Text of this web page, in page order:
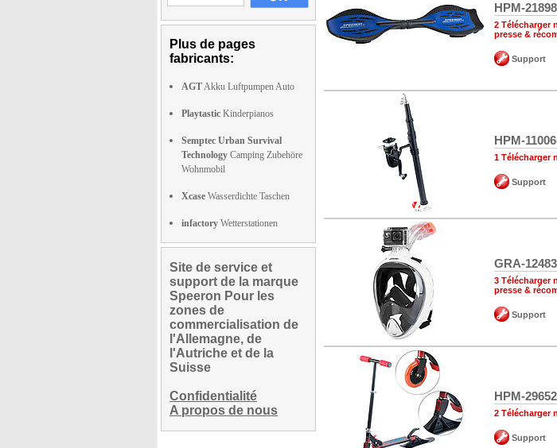
Plus de pages
fabricants:
AGTAkku Luftpumpen Auto
Playtastic Kinderpianos
Semptec Urban Survival
Technology Camping Zubehöre
Wohnmobil
Xcase Wasserdichte Taschen
infactory Wetterstationen
Site de service et
support de la marque
Speeron Pour les
zones de
commercialisation de
l'Allemagne, de
l'Autriche et de la
Suisse
Confidentialité
A propos de nous
HPM-
2 Télécharger
presse &
Support
HPM-
1 Télécharger
Support
GRA-
3 Télécharger
presse &
Support
HPM-
2 Télécharger
Support